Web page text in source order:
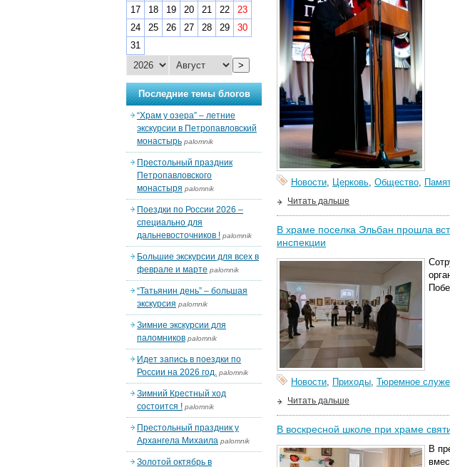
Новости, Церковь, Общество,
Читать дальше
В храме поселка Эльбан прошла
инспекции
Новости, Приходы, Тюремное
Читать дальше
В воскресной школе при храме
В
17
18 19 20 21 22
23
24
25 26 27 28 29
30
31
>
Последние темы блогов
“Храм у озера” – летние
экскурсии в Петропавловский
монастырь palomnik
Престольный праздник
Петропавловского
монастыря palomnik
Поездки по России 2026 –
специально для
дальневосточников ! palomnik
Большие экскурсии для всех в
феврале и марте palomnik
“Татьянин день” – большая
экскурсия palomnik
Зимние экскурсии для
паломников palomnik
Идет запись в поездки по
России на 2026 год. palomnik
Зимний Крестный ход
состоится ! palomnik
Престольный праздник у
Архангела Михаила palomnik
Золотой октябрь в